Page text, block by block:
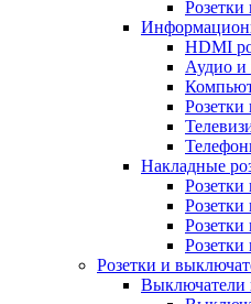
Розетки
HDMI
Аудио и
Накладные
Розетки
Розетки и
Выключатели